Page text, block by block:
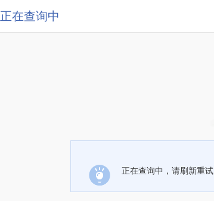
正在查询中
正在查询中，请刷新重试